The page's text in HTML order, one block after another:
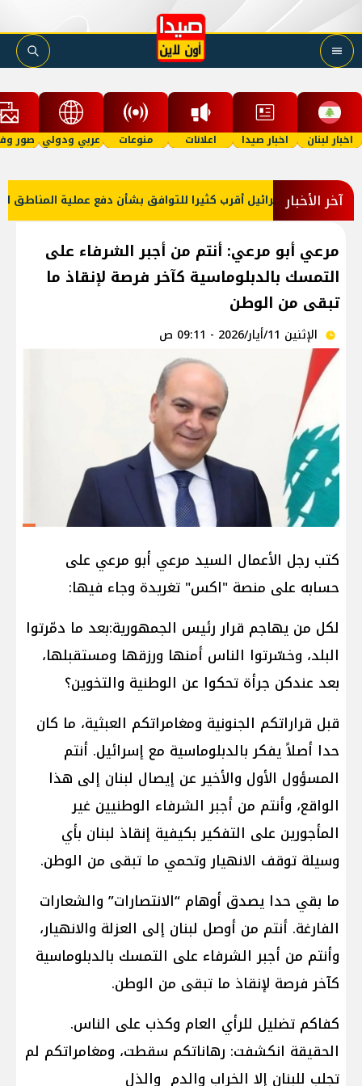
اخبار لبنان اخبار صيدا اعلانات منوعات عربي ودولي صور
آخر الأخبار
لبنان وإسرائيل أقرب كثيرا للتوافق بشأن دفع عملية المناطق
مرعي أبو مرعي: أنتم من أجبر الشرفاء على
التمسك بالدبلوماسية كآخر فرصة لإنقاذ ما
تبقى من الوطن
الإثنين 11/أيار/2026 - 09:11 ص
كتب رجل الأعمال السيد مرعي أبو مرعي على
حسابه على منصة "اكس" تغريدة وجاء فيها:
‏لكل من يهاجم قرار رئيس الجمهورية:بعد ما دمّرتوا
البلد، وخسّرتوا الناس أمنها ورزقها ومستقبلها،
بعد عندكن جرأة تحكوا عن الوطنية والتخوين؟
قبل قراراتكم الجنونية ومغامراتكم العبثية، ما كان
حدا أصلاً يفكر بالدبلوماسية مع إسرائيل. أنتم
المسؤول الأول والأخير عن إيصال لبنان إلى هذا
الواقع، وأنتم من أجبر الشرفاء الوطنيين غير
المأجورين على التفكير بكيفية إنقاذ لبنان بأي
وسيلة توقف الانهيار وتحمي ما تبقى من الوطن.
ما بقي حدا يصدق أوهام “الانتصارات” والشعارات
الفارغة. أنتم من أوصل لبنان إلى العزلة والانهيار،
وأنتم من أجبر الشرفاء على التمسك بالدبلوماسية
كآخر فرصة لإنقاذ ما تبقى من الوطن.
كفاكم تضليل للرأي العام وكذب على الناس.
الحقيقة انكشفت: رهاناتكم سقطت، ومغامراتكم لم
تجلب للبنان إلا الخراب والدم والذل